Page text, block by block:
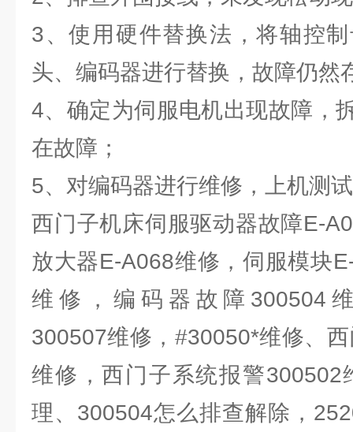
3、使用硬件替换法，将轴控
头、编码器进行替换，故障仍然
4、确定为伺服电机出现故障，
在故障；
5、对编码器进行维修，上机测
西门子机床伺服驱动器故障E-
放大器E-A068维修，伺服模块
维修，编码器故障300504
300507维修，#30050*维修、
维修，西门子系统报警300502
理、300504怎么排查解除，